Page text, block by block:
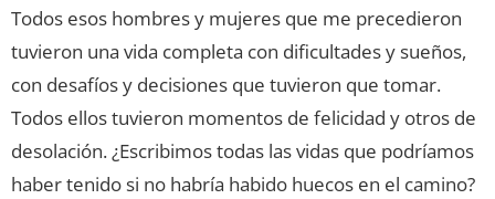
Todos esos hombres y mujeres que me precedieron
tuvieron una vida completa con dificultades y sueños,
con desafíos y decisiones que tuvieron que tomar.
Todos ellos tuvieron momentos de felicidad y otros de
desolación. ¿Escribimos todas las vidas que podríamos
haber tenido si no habría habido huecos en el camino?